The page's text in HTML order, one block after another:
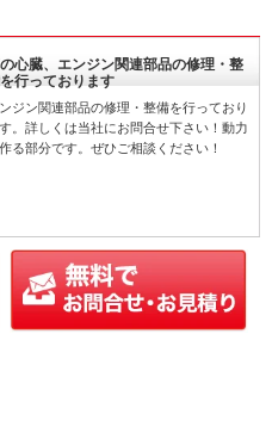
心臓、エンジン関連部品の修理・整
行っております
ジン関連部品の修理・整備を行っており
。詳しくは当社にお問合せ下さい！動力
る部分です。ぜひご相談ください！